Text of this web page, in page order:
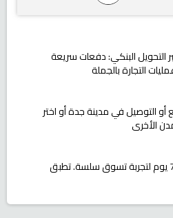
التحويل البنكي: دفعات سريعة
التجارة بالجملة
أو التوصيل في مدينة جدة أو اختر
الأخرى
سياسة إرجاع لمدة 7 يوم لتجربة تسوق سلسة. تطبق